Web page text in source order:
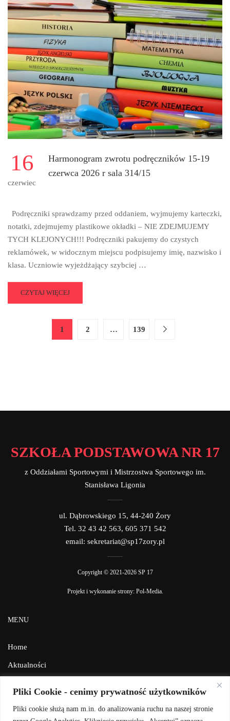
Pliki Cookie - cenimy prywatność użytkowników
Pliki cookie służą nam m.in. do analizowania ruchu na naszej stronie
BIEG
INTEGRACYJNY
KIBICOWALIŚMY
Z
CAŁYCH
SIŁ!
💙
16
czerwiec
Harmonogram zwrotu podręczników 15-19
czerwca 2026 r sala 314/15
Podręczniki sprawdzamy przed oddaniem, wyjmujemy karteczki,
notatki, zdejmujemy plastikowe okładki – NIE ZDEJMUJEMY
TYCH KLEJONYCH!!! Podręczniki pakujemy do czystych
reklamówek, w widocznym miejscu podpisujemy imię, nazwisko i
klasa. Uczniowie wyjeżdżający szybciej …
READ
MORE
CZYTAJ WIĘCEJ
1 2 … 139
SZKOŁA PODSTAWOWA NR 17
z Oddziałami Sportowymi i Mistrzostwa Sportowego im.
Stanisława Ligonia
ul. Dąbrowskiego 15, 44-240 Żory
Tel. 32 43 42 563, 605 371 542
email: sekretariat@sp17zory.pl
Copyright © 2021-2026 SP 17
Projekt i wykonanie strony: Pol-Media.
MENU
Home
Aktualności
Kontakt